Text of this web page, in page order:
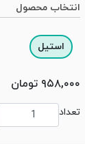
انتخاب محصول
استیل
۹۵۸,۰۰۰ تومان
تعداد